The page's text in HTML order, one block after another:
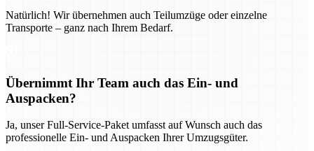
Natürlich! Wir übernehmen auch Teilumzüge oder einzelne
Transporte – ganz nach Ihrem Bedarf.
Übernimmt Ihr Team auch das Ein- und
Auspacken?
Ja, unser Full-Service-Paket umfasst auf Wunsch auch das
professionelle Ein- und Auspacken Ihrer Umzugsgüter.